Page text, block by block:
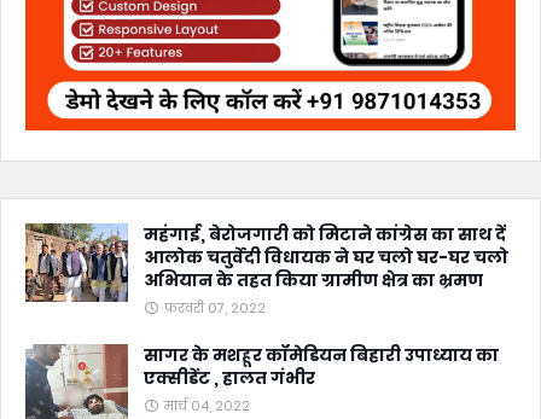
महंगाई, बेरोजगारी को मिटाने कांग्रेस का साथ दें
आलोक चतुर्वेदी विधायक ने घर चलो घर-घर चलो
अभियान के तहत किया ग्रामीण क्षेत्र का भ्रमण
फ़रवरी 07, 2022
सागर के मशहूर कॉमेडियन बिहारी उपाध्याय का
एक्सीडेंट , हालत गंभीर
मार्च 04, 2022